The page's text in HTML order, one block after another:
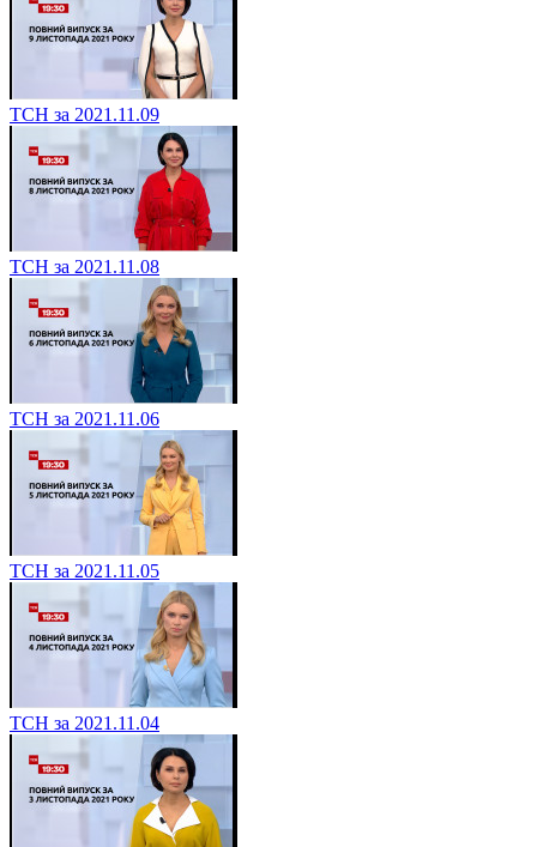
ТСН за 2021.11.09
ТСН за 2021.11.08
ТСН за 2021.11.06
ТСН за 2021.11.05
ТСН за 2021.11.04